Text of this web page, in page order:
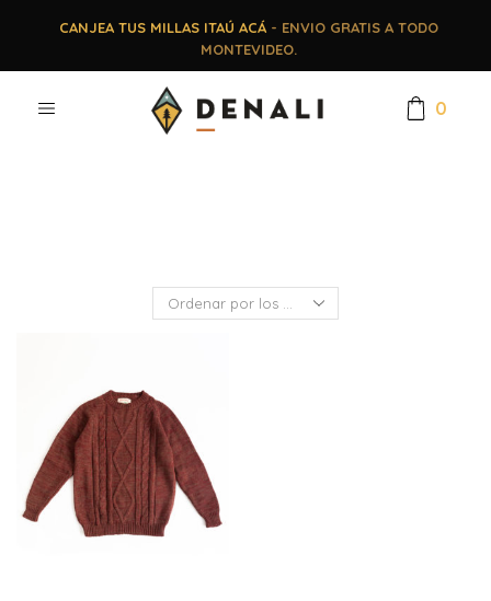
CANJEA TUS MILLAS ITAÚ ACÁ- ENVIO GRATIS A TODO
MONTEVIDEO.
0